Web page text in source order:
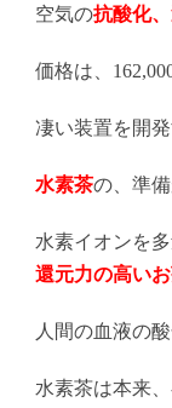
空気の抗酸化
価格は、
凄い装置を開
水素茶の、準
水素イオンを
還元力の高い
人間の血液の
水素茶は本来